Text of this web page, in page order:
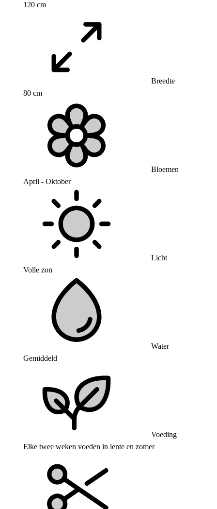
120 cm
Breedte
80 cm
Bloemen
April - Oktober
Licht
Volle zon
Water
Gemiddeld
Voeding
Elke twee weken voeden in lente en zomer